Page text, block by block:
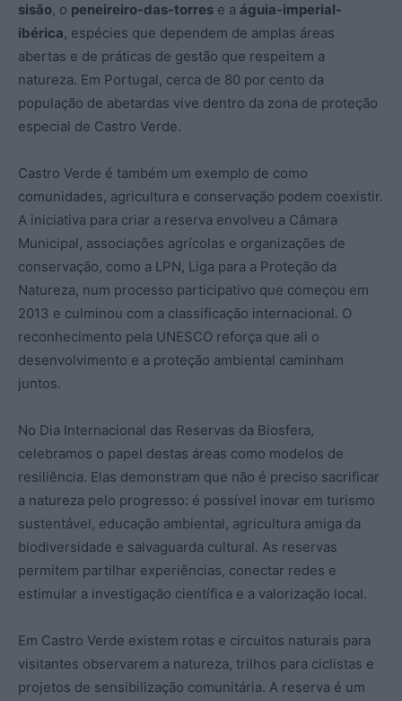
sisão, o peneireiro-das-torres e a águia-imperial-
ibérica, espécies que dependem de amplas áreas
abertas e de práticas de gestão que respeitem a
natureza. Em Portugal, cerca de 80 por cento da
população de abetardas vive dentro da zona de proteção
especial de Castro Verde.
Castro Verde é também um exemplo de como
comunidades, agricultura e conservação podem coexistir.
A iniciativa para criar a reserva envolveu a Câmara
Municipal, associações agrícolas e organizações de
conservação, como a LPN, Liga para a Proteção da
Natureza, num processo participativo que começou em
2013 e culminou com a classificação internacional. O
reconhecimento pela UNESCO reforça que ali o
desenvolvimento e a proteção ambiental caminham
juntos.
No Dia Internacional das Reservas da Biosfera,
celebramos o papel destas áreas como modelos de
resiliência. Elas demonstram que não é preciso sacrificar
a natureza pelo progresso: é possível inovar em turismo
sustentável, educação ambiental, agricultura amiga da
biodiversidade e salvaguarda cultural. As reservas
permitem partilhar experiências, conectar redes e
estimular a investigação científica e a valorização local.
Em Castro Verde existem rotas e circuitos naturais para
visitantes observarem a natureza, trilhos para ciclistas e
projetos de sensibilização comunitária. A reserva é um